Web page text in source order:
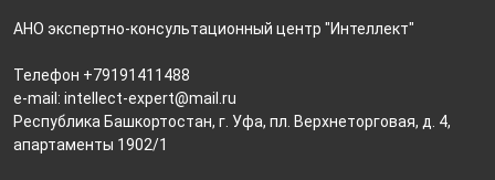
АНО экспертно-консультационный центр "Интеллект"
Телефон +79191411488
e-mail: intellect-expert@mail.ru
Республика Башкортостан, г. Уфа, пл. Верхнеторговая, д. 4,
апартаменты 1902/1